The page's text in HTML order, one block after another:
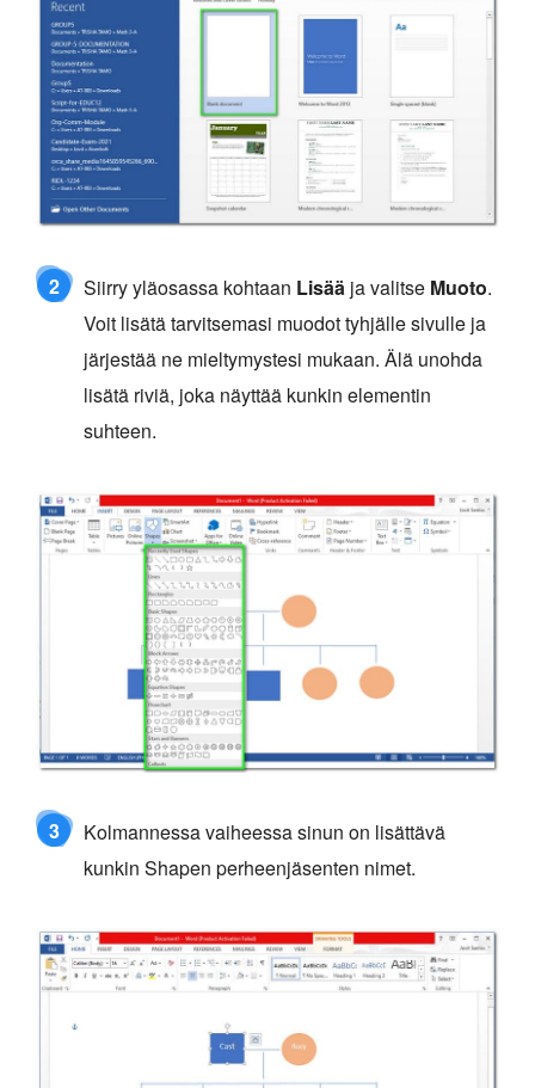
2 Siirry yläosassa kohtaan Lisää ja valitse Muoto.
Voit lisätä tarvitsemasi muodot tyhjälle sivulle ja
järjestää ne mieltymystesi mukaan. Älä unohda
lisätä riviä, joka näyttää kunkin elementin
suhteen.
3
Kolmannessa vaiheessa sinun on lisättävä
kunkin Shapen perheenjäsenten nimet.